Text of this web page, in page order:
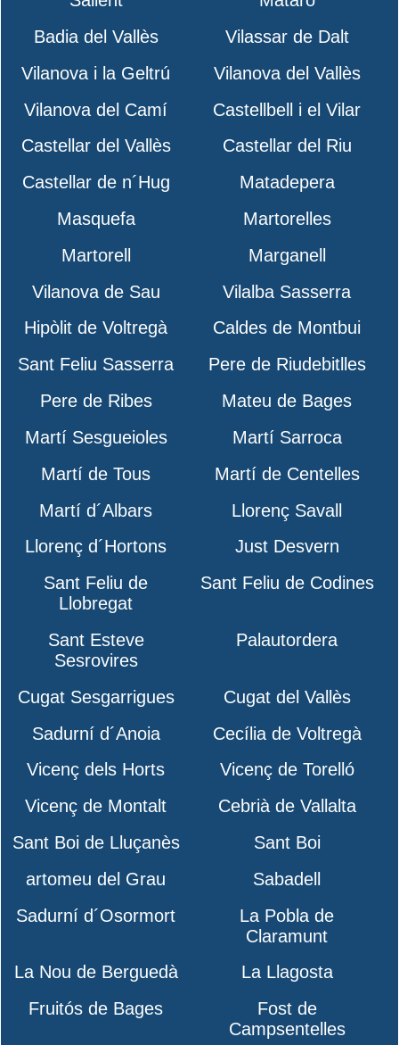
Badia del Vallès
Vilassar de Dalt
Vilanova i la Geltrú
Vilanova del Vallès
Vilanova del Camí
Castellbell i el Vilar
Castellar del Vallès
Castellar del Riu
Castellar de n´Hug
Matadepera
Masquefa
Martorelles
Martorell
Marganell
Vilanova de Sau
Vilalba Sasserra
Hipòlit de Voltregà
Caldes de Montbui
Sant Feliu Sasserra
Pere de Riudebitlles
Pere de Ribes
Mateu de Bages
Martí Sesgueioles
Martí Sarroca
Martí de Tous
Martí de Centelles
Martí d´Albars
Llorenç Savall
Llorenç d´Hortons
Just Desvern
Sant Feliu de
Llobregat
Sant Feliu de Codines
Sant Esteve
Sesrovires
Palautordera
Cugat Sesgarrigues
Cugat del Vallès
Sadurní d´Anoia
Cecília de Voltregà
Vicenç dels Horts
Vicenç de Torelló
Vicenç de Montalt
Cebrià de Vallalta
Sant Boi de Lluçanès
Sant Boi
artomeu del Grau
Sabadell
Sadurní d´Osormort
La Pobla de
Claramunt
La Nou de Berguedà
La Llagosta
Fruitós de Bages
Fost de
Campsentelles